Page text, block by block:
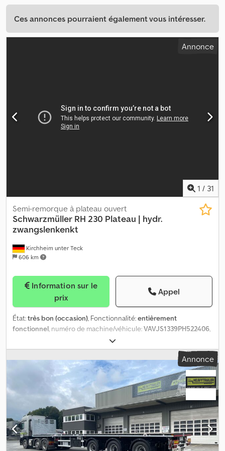
Ces annonces pourraient également vous intéresser.
Annonce
1 / 31
Kirchheim unter Teck
606 km
Semi-remorque à plateau ouvert
Schwarzmüller RH 230 Plateau | hydr.
zwangslenkenkt
prix
Appel
État:très bon (occasion), Fonctionnalité:entièrement
fonctionnel, numéro de machine/véhicule:VAVJS1339PH522406,
, poids maximal de charge:
total:39 000 kg, première immatriculation:01/2024, longueur de
l'espace de chargement:13 500 mm, suspension:air, dimension
385/55 R22.5, couleur:jaune, Année de construction:
, Équipement:ABS, LOCALISATION : 73230 Kirchheim unter
Teck - REMORQUE PLATEAU PORTE-MATÉRIAUX 3 ESSIEUX RH230
À DIRECTION FORCÉE N° d’identification véhicule :
VAVJS1339PH522406 Kilométrage : 7 700 km - Poids total autorisé
(technique) : 39 t charge par essieux (technique) : 27 t charge sur
sellette (technique) : 12 t DIMENSIONS Longueur intérieure env. 13
500 mm Largeur intérieure env. 2 480 mm Crjdpfx Afoxq S H Iovef
Annonce